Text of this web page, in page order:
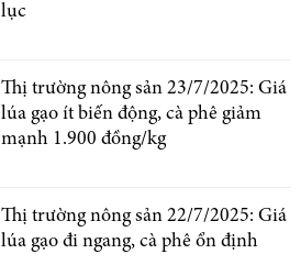
lục
Thị trường nông sản 23/7/2025: Giá
lúa gạo ít biến động, cà phê giảm
mạnh 1.900 đồng/kg
Thị trường nông sản 22/7/2025: Giá
lúa gạo đi ngang, cà phê ổn định